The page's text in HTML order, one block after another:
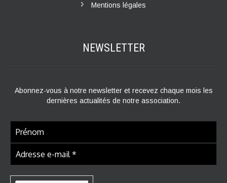
Mentions légales
NEWSLETTER
Abonnez-vous à notre newsletter et recevez chaque mois les
dernières actualités de notre association.